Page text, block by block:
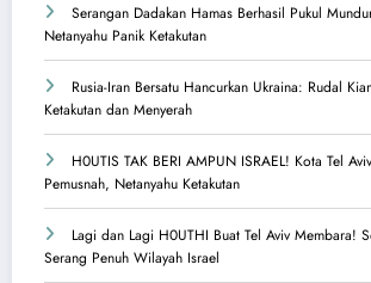
Serangan Dadakan Hamas Berhasil Pukul
Netanyahu Panik Ketakutan
Rusia-Iran Bersatu Hancurkan Ukraina: Rudal
Ketakutan dan Menyerah
H0UTIS TAK BERI AMPUN ISRAEL! Kota Tel
Pemusnah, Netanyahu Ketakutan
Lagi dan Lagi H0UTHI Buat Tel Aviv Membara!
Serang Penuh Wilayah Israel